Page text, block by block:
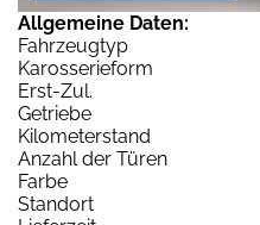
Allgemeine Daten:
Fahrzeugtyp
Karosserieform
Erst-Zul.
Getriebe
Kilometerstand
Anzahl der Türen
Farbe
Standort